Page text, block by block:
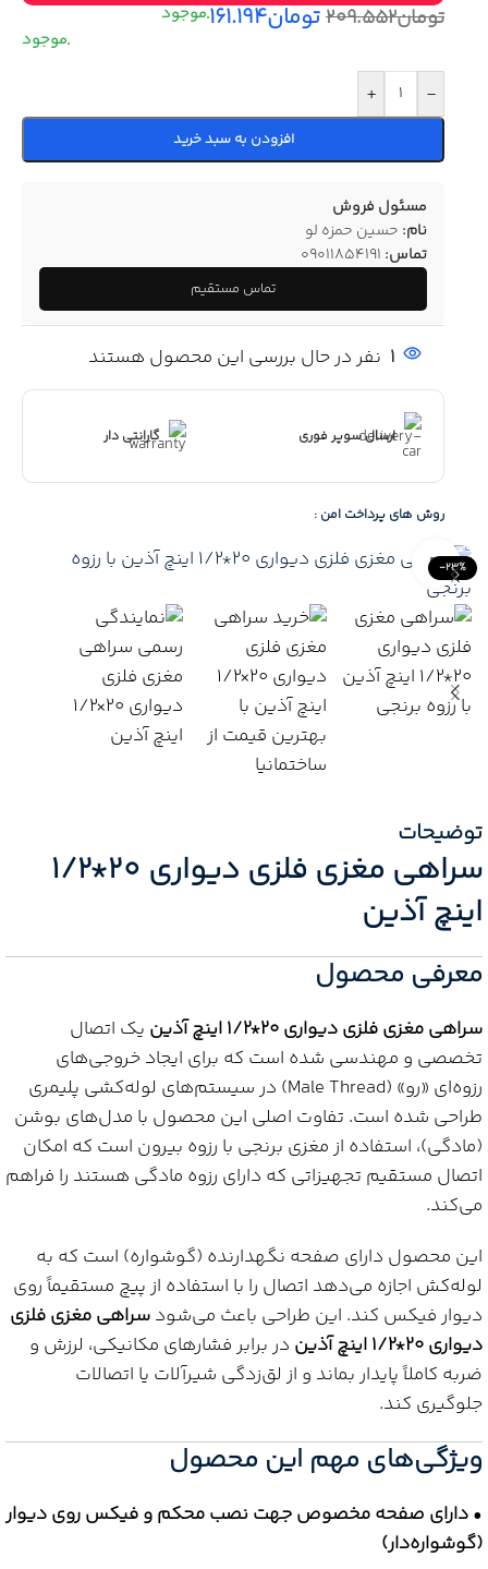
-23%
Click to enlarge
تومان۲۰۹.۵۵۲تومان۱۶۱.۱۹۴
-
+
افزودن به سبد خرید
مسئول فروش
نام: حسین حمزه لو
تماس: 09011854191
تماس مستقیم
1 نفر در حال بررسی این محصول هستند
ارسال سوپر فوری گارانتی دار
روش های پرداخت امن :
توضیحات
سراهی مغزی فلزی دیواری 20*1/2
اینچ آذین
معرفی محصول
سراهی مغزی فلزی دیواری 20*1/2 اینچ آذین
یک اتصال
تخصصی و مهندسی شده است که برای ایجاد خروجی‌های
رزوه‌ای «رو» (Male Thread) در سیستم‌های لوله‌کشی پلیمری
طراحی شده است. تفاوت اصلی این محصول با مدل‌های بوشن
(مادگی)، استفاده از مغزی برنجی با رزوه بیرون است که امکان
اتصال مستقیم تجهیزاتی که دارای رزوه مادگی هستند را فراهم
می‌کند.
این محصول دارای صفحه نگهدارنده (گوشواره) است که به
لوله‌کش اجازه می‌دهد اتصال را با استفاده از پیچ مستقیماً روی
دیوار فیکس کند. این طراحی باعث می‌شودسراهی مغزی فلزی
دیواری 20*1/2 اینچ آذین
در برابر فشارهای مکانیکی، لرزش و
ضربه کاملاً پایدار بماند و از لق‌زدگی شیرآلات یا اتصالات
جلوگیری کند.
ویژگی‌های مهم این محصول
•دارای صفحه مخصوص جهت نصب محکم و فیکس روی دیوار
(گوشواره‌دار)